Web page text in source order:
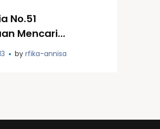
No.51
Mencari
by rfika-annisa